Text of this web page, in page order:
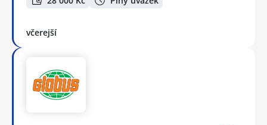
včerejší